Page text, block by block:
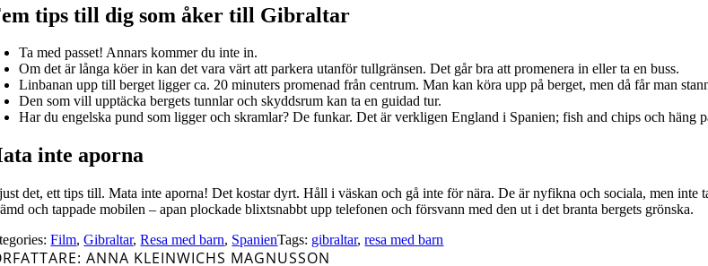
tips till dig som åker till Gibraltar
Ta med passet! Annars kommer du inte in.
Om det är långa köer in kan det vara värt att parkera utanför tullgränsen. Det går bra att promenera in eller ta en buss.
Linbanan upp till berget ligger ca. 20 minuters promenad från centrum. Man kan köra upp på berget, men då får man
Den som vill upptäcka bergets tunnlar och skyddsrum kan ta en guidad tur.
Har du engelska pund som ligger och skramlar? De funkar. Det är verkligen England i Spanien; fish and chips och häng
inte aporna
det, ett tips till. Mata inte aporna! Det kostar dyrt. Håll i väskan och gå inte för nära. De är nyfikna och sociala, men
och tappade mobilen – apan plockade blixtsnabbt upp telefonen och försvann med den ut i det branta bergets grönska.
Film,Gibraltar,Resa med barn, SpanienTags: gibraltar,resa med barn
ANNA KLEINWICHS MAGNUSSON